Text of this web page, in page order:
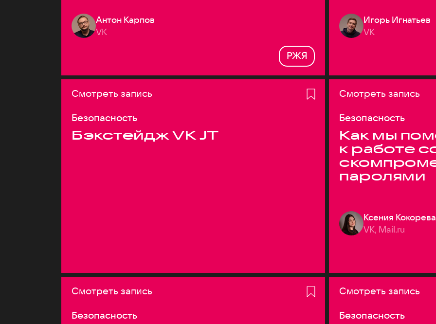
Антон Карпов
VK
РЖЯ
Игорь Игнатьев
VK
Смотреть запись
Безопасность
Бэкстейдж VK JT
Смотреть запись
Безопасность
Как мы
к работе
паролями
Ксения Кокорева
VK, Mail.ru
Смотреть запись
Безопасность
Смотреть запись
Безопасность